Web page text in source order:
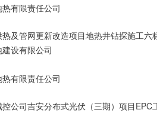
热有限责任公司
及管网更新改造项目地热井钻探施工六
设有限公司
有限责任公司
公司吉安分布式光伏（三期）项目EPC